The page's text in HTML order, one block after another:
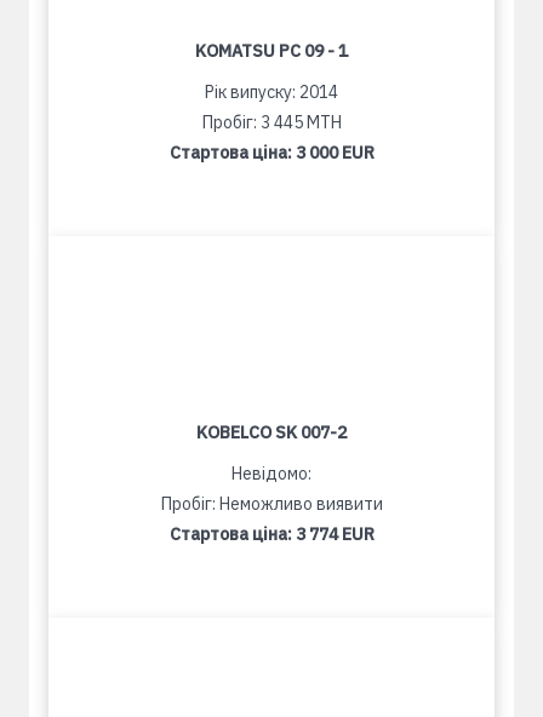
KOMATSU PC 09 - 1
Рік випуску: 2014
Пробіг: 3 445 MTH
Стартова ціна: 3 000 EUR
KOBELCO SK 007-2
Невідомо:
Пробіг: Неможливо виявити
Стартова ціна: 3 774 EUR